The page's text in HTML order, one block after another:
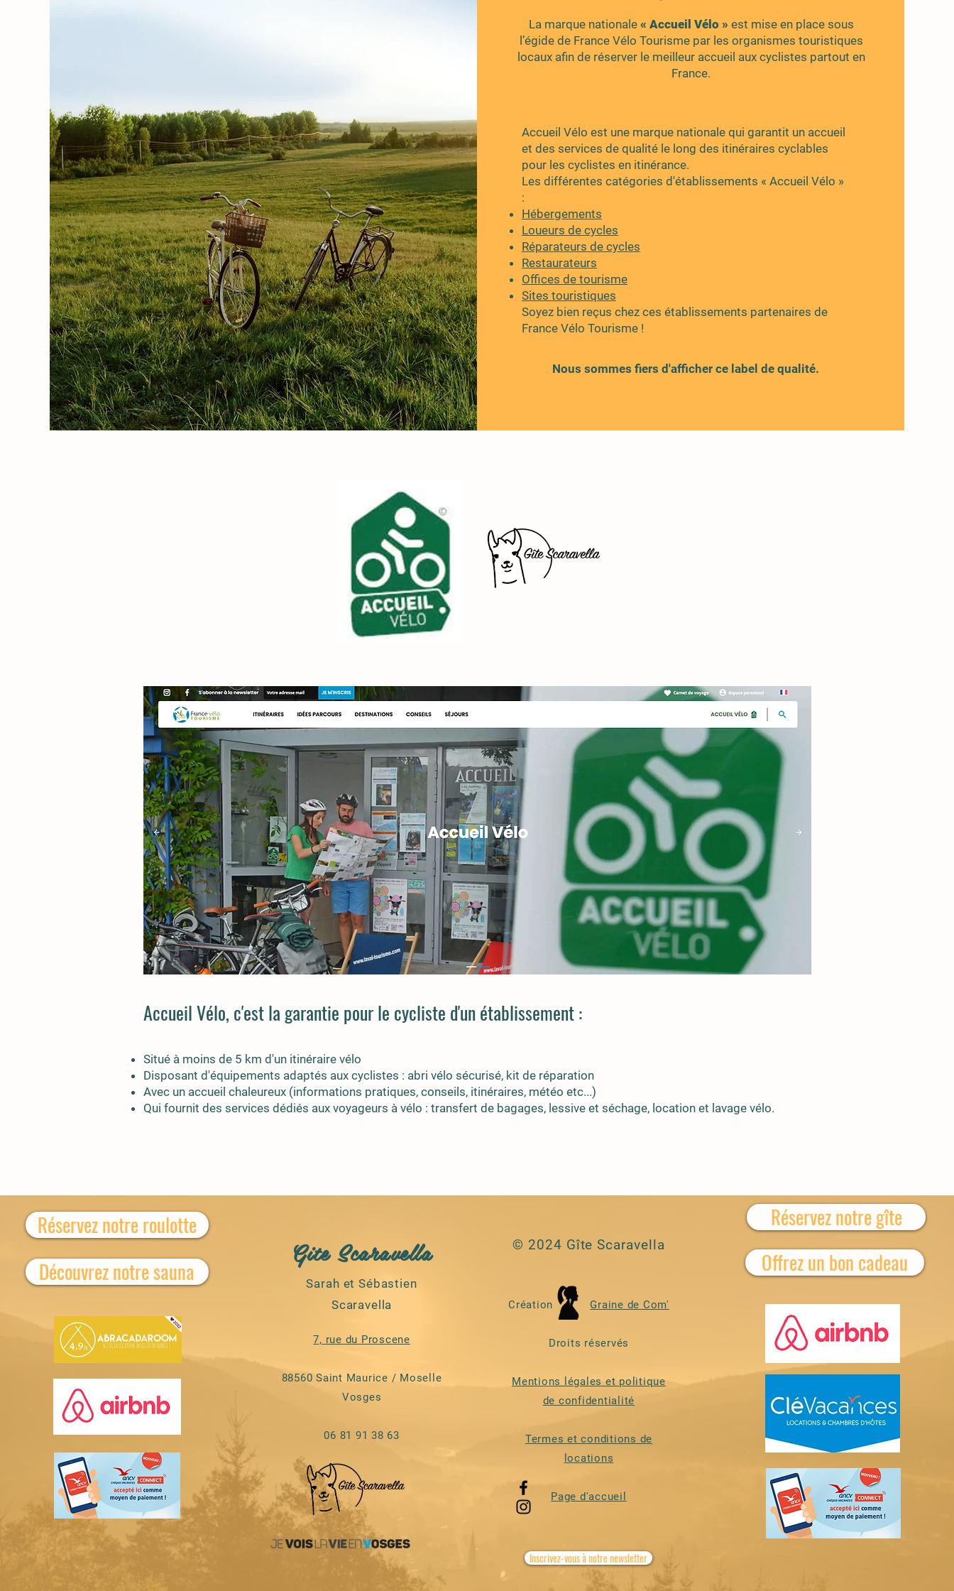
La marque nationale « Accueil Vélo » est mise en place sous
l’égide de France Vélo Tourisme par les organismes touristiques
locaux afin de réserver le meilleur accueil aux cyclistes partout en
France.
Accueil Vélo est une marque nationale qui garantit un accueil
et des services de qualité le long des itinéraires cyclables
pour les cyclistes en itinérance.
Les différentes catégories d'établissements « Accueil Vélo »
:
Hébergements
Loueurs de cycles
Réparateurs de cycles
Restaurateurs
Offices de tourisme
Sites touristiques
Soyez bien reçus chez ces établissements partenaires de
France Vélo Tourisme !
Nous sommes fiers d'afficher ce label de qualité.
Accueil Vélo, c'est la garantie pour le cycliste d'un établissement :
Situé à moins de 5 km d'un itinéraire vélo
Disposant d'équipements adaptés aux cyclistes : abri vélo sécurisé, kit de réparation
Avec un accueil chaleureux (informations pratiques, conseils, itinéraires, météo etc...)
Qui fournit des services dédiés aux voyageurs à vélo : transfert de bagages, lessive et séchage, location et lavage vélo.
Réservez notre roulotte
Découvrez notre sauna
Gite Scaravella
Sarah et Sébastien
Scaravella
7, rue du Proscene
88560 Saint Maurice / Moselle
Vosges
06 81 91 38 63
© 2024 Gîte Scaravella
Création Graine de Com'
Droits réservés
Mentions légales et politique
de confidentialité
Termes et conditions de
locations
Page d'accueil
Inscrivez-vous à notre newsletter
Réservez notre gîte
Offrez un bon cadeau